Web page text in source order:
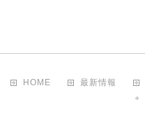
HOME 最新情報